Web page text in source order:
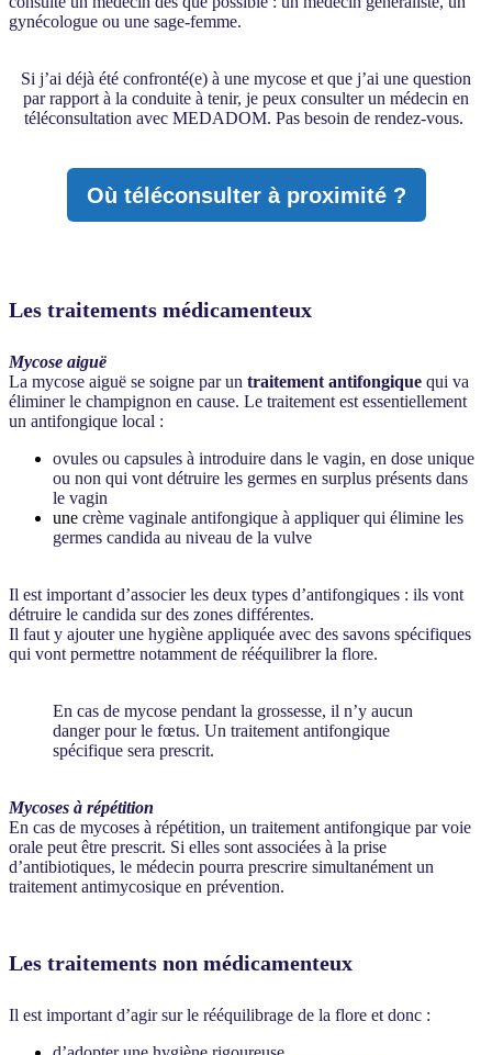
gynécologue ou une sage-femme.
Si j’ai déjà été confronté(e) à une mycose et que j’ai une question
par rapport à la conduite à tenir, je peux consulter un médecin en
téléconsultation avec MEDADOM. Pas besoin de rendez-vous.
Où téléconsulter à proximité ?
Les traitements médicamenteux
Mycose aiguë
La mycose aiguë se soigne par un traitement antifongique qui va
éliminer le champignon en cause. Le traitement est essentiellement
un antifongique local :
ovules ou capsules à introduire dans le vagin, en dose unique
ou non qui vont détruire les germes en surplus présents dans
le vagin
une crème vaginale antifongique à appliquer qui élimine les
germes candida au niveau de la vulve
Il est important d’associer les deux types d’antifongiques : ils vont
détruire le candida sur des zones différentes.
Il faut y ajouter une hygiène appliquée avec des savons spécifiques
qui vont permettre notamment de rééquilibrer la flore.
En cas de mycose pendant la grossesse, il n’y aucun
danger pour le fœtus. Un traitement antifongique
spécifique sera prescrit.
Mycoses à répétition
En cas de mycoses à répétition, un traitement antifongique par voie
orale peut être prescrit. Si elles sont associées à la prise
d’antibiotiques, le médecin pourra prescrire simultanément un
traitement antimycosique en prévention.
Les traitements non médicamenteux
Il est important d’agir sur le rééquilibrage de la flore et donc :